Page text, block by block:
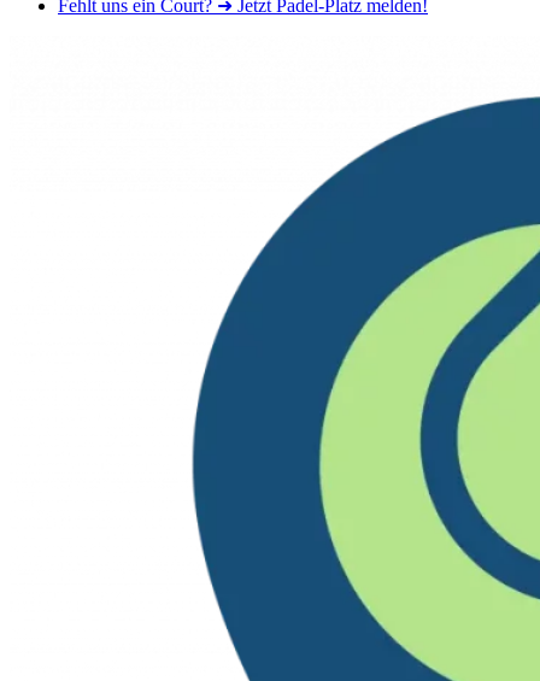
Fehlt uns ein Court? ➜ Jetzt Padel-Platz melden!